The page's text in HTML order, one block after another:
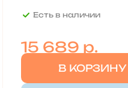
Есть в наличии
15 689 р.
В КОРЗИНУ